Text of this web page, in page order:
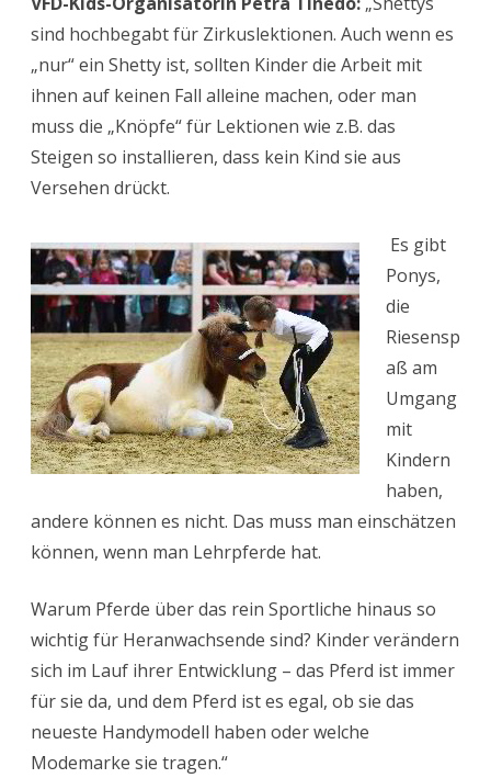
sind hochbegabt für Zirkuslektionen. Auch wenn es
„nur“ ein Shetty ist, sollten Kinder die Arbeit mit
ihnen auf keinen Fall alleine machen, oder man
muss die „Knöpfe“ für Lektionen wie z.B. das
Steigen so installieren, dass kein Kind sie aus
Versehen drückt.
Es gibt
Ponys,
die
Riesensp
aß am
Umgang
mit
Kindern
haben,
andere können es nicht. Das muss man einschätzen
können, wenn man Lehrpferde hat.
Warum Pferde über das rein Sportliche hinaus so
wichtig für Heranwachsende sind? Kinder verändern
sich im Lauf ihrer Entwicklung – das Pferd ist immer
für sie da, und dem Pferd ist es egal, ob sie das
neueste Handymodell haben oder welche
Modemarke sie tragen.“